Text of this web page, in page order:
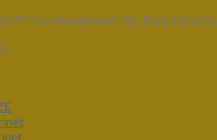
Kanchanaphisek Rd, Bang Khae